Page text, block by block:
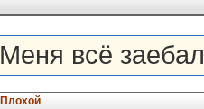
Меня всё
Плохой